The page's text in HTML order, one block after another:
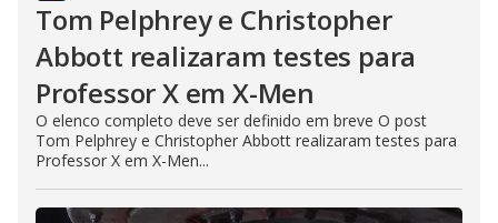
Tom Pelphrey e Christopher
Abbott realizaram testes para
Professor X em X-Men
O elenco completo deve ser definido em breve O post
Tom Pelphrey e Christopher Abbott realizaram testes para
Professor X em X-Men...